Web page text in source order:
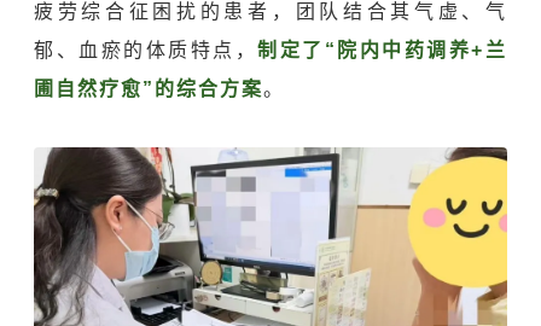
疲劳综合征困扰的患者，团队结合其气虚、气
郁、血瘀的体质特点，制定了“院内中药调养+兰
圃自然疗愈”的综合方案。